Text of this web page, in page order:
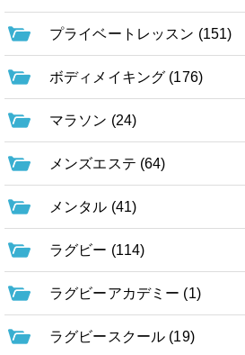
プライベートレッスン (151)
ボディメイキング (176)
マラソン (24)
メンズエステ (64)
メンタル (41)
ラグビー (114)
ラグビーアカデミー (1)
ラグビースクール (19)